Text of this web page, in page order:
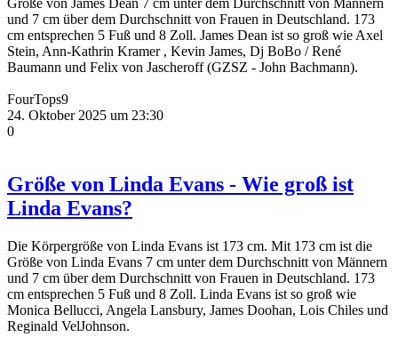
und 7 cm über dem Durchschnitt von Frauen in Deutschland. 173
cm entsprechen 5 Fuß und 8 Zoll. James Dean ist so groß wie Axel
Stein, Ann-Kathrin Kramer , Kevin James, Dj BoBo / René
Baumann und Felix von Jascheroff (GZSZ - John Bachmann).
FourTops9
24. Oktober 2025 um 23:30
0
Größe von Linda Evans - Wie groß ist
Linda Evans?
Die Körpergröße von Linda Evans ist 173 cm. Mit 173 cm ist die
Größe von Linda Evans 7 cm unter dem Durchschnitt von Männern
und 7 cm über dem Durchschnitt von Frauen in Deutschland. 173
cm entsprechen 5 Fuß und 8 Zoll. Linda Evans ist so groß wie
Monica Bellucci, Angela Lansbury, James Doohan, Lois Chiles und
Reginald VelJohnson.